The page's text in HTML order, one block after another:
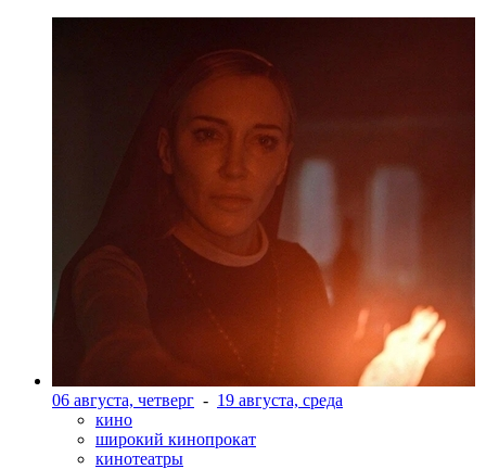
06 августа, четверг - 19 августа, среда
кино
широкий кинопрокат
кинотеатры